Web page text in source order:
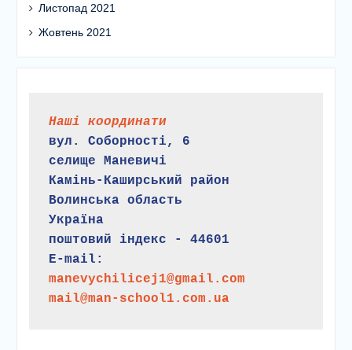
Листопад 2021
Жовтень 2021
Наші координати
вул. Соборності, 6
селище Маневичі
Камінь-Каширський район
Волинська область
Україна
поштовий індекс - 44601
E-mail:
manevychilicej1@gmail.com
mail@man-school1.com.ua